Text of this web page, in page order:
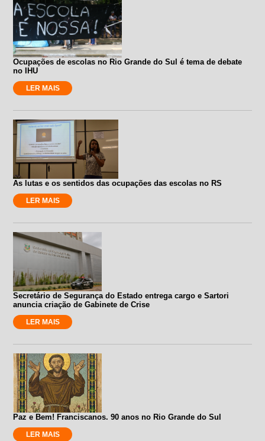
Ocupações de escolas no Rio Grande do Sul é tema de debate
no IHU
LER MAIS
As lutas e os sentidos das ocupações das escolas no RS
LER MAIS
Secretário de Segurança do Estado entrega cargo e Sartori
anuncia criação de Gabinete de Crise
LER MAIS
Paz e Bem! Franciscanos. 90 anos no Rio Grande do Sul
LER MAIS